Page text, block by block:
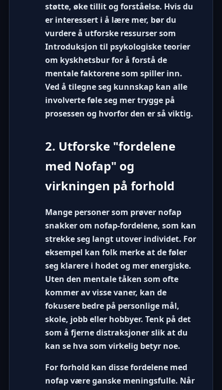
støtte, øke tillit og forståelse. Hvis du
er interessert i å lære mer, bør du
vurdere å utforske ressurser som
Introduksjon til psykologiske teorier
om kyskhetsburfor å forstå de
mentale faktorene som spiller inn.
Ved å tilegne seg kunnskap kan alle
involverte føle seg mer trygge på
prosessen og hvorfor den er så viktig.
2. Utforske "fordelene
med Nofap" og
virkningen på forhold
Mange personer som prøver nofap
snakker om nofap-fordelene, som kan
strekke seg langt utover individet. For
eksempel kan folk merke at de føler
seg klarere i hodet og mer energiske.
Uten den mentale tåken som ofte
kommer av visse vaner, kan de
fokusere bedre på personlige mål,
skole, jobb eller hobbyer. Tenk på det
som å fjerne distraksjoner slik at du
kan se hva som virkelig betyr noe.
For forhold kan dissefordelene med
nofapvære ganske meningsfulle. Når